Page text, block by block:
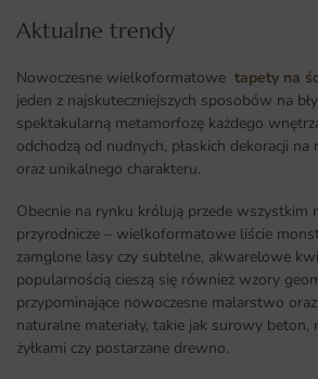
Aktualne trendy​
Nowoczesne wielkoformatowe tapety na
jeden z najskuteczniejszych sposobów na
spektakularną metamorfozę każdego
odchodzą od nudnych, płaskich dekoracji na
oraz unikalnego charakteru.
Obecnie na rynku królują przede wszystkim
przyrodnicze – wielkoformatowe liście
zamglone lasy czy subtelne, akwarelowe
popularnością cieszą się również wzory
przypominające nowoczesne malarstwo
naturalne materiały, takie jak surowy beton,
żyłkami czy postarzane drewno.